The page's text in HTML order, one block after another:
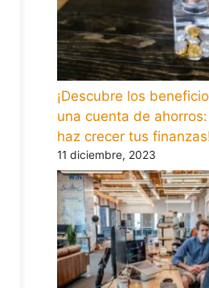
¡Descubre los
una cuenta de ahorros:
haz crecer tus
11 diciembre, 2023